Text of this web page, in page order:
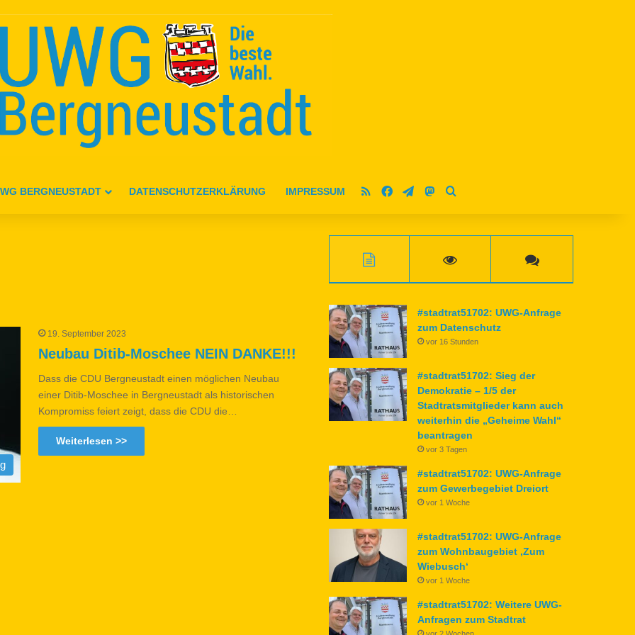
BERGNEUSTADT DATENSCHUTZERKLÄRUNG IMPRESSUM RSS FacebookTelegramMastodon
19. September 2023
Neubau Ditib-Moschee NEIN DANKE!!!
Dass die CDU Bergneustadt einen möglichen Neubau
einer Ditib-Moschee in Bergneustadt als historischen
Kompromiss feiert zeigt, dass die CDU die…
Weiterlesen >>
#stadtrat51702: UWG-Anfrage
zum Datenschutz
vor 16 Stunden
#stadtrat51702: Sieg der
Demokratie – 1/5 der
Stadtratsmitglieder kann auch
weiterhin die „Geheime Wahl“
beantragen
vor 3 Tagen
#stadtrat51702: UWG-Anfrage
zum Gewerbegebiet Dreiort
vor 1 Woche
#stadtrat51702: UWG-Anfrage
zum Wohnbaugebiet ‚Zum
Wiebusch‘
vor 1 Woche
#stadtrat51702: Weitere UWG-
Anfragen zum Stadtrat